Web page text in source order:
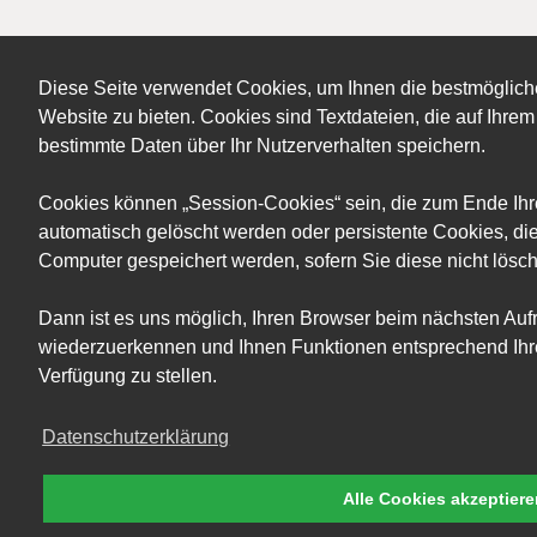
Diese Seite verwendet Cookies, um Ihnen die
Website zu bieten. Cookies sind Textdateien, die auf
bestimmte Daten über Ihr Nutzerverhalten speichern.
Cookies können „Session-Cookies“ sein, die zum Ende
automatisch gelöscht werden oder persistente Cookies,
Computer gespeichert werden, sofern Sie diese nicht
Dann ist es uns möglich, Ihren Browser beim nächsten
wiederzuerkennen und Ihnen Funktionen entsprechend
Verfügung zu stellen.
Datenschutzerklärung
Alle Cookies